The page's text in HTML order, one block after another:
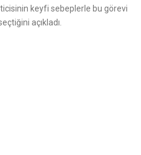
keyfi sebeplerle bu görevi
açıkladı.